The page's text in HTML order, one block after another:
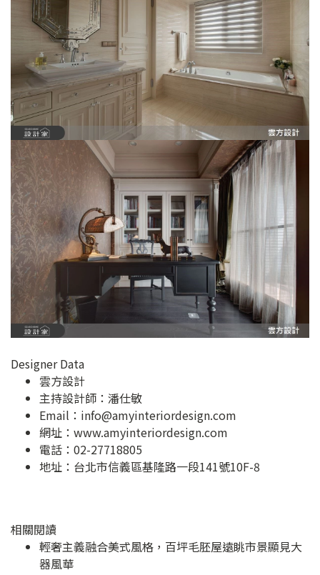
Designer Data
雲方設計
主持設計師：潘仕敏
Email： info@amyinteriordesign.com
網址： www.amyinteriordesign.com
電話：02-27718805
地址： 台北市信義區基隆路一段141號10F-8
相關閱讀
輕奢主義融合美式風格，百坪毛胚屋遠眺市景顯見大
器風華